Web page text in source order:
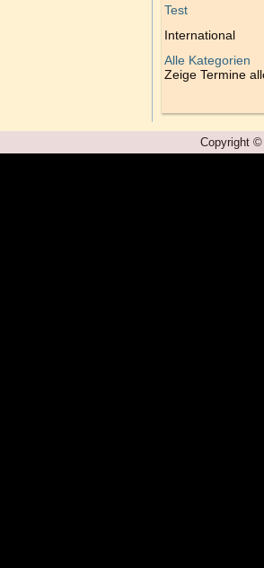
Test
International
Alle Kategorien
Zeige Termine
Copyright ©